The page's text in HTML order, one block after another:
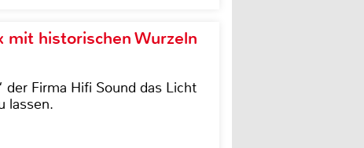
mit historischen Wurzeln
Firma Hifi Sound das Licht
lassen.